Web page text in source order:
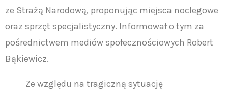
ze Strażą Narodową, proponując miejsca noclegowe
oraz sprzęt specjalistyczny. Informował o tym za
pośrednictwem mediów społecznościowych Robert
Bąkiewicz.
Ze względu na tragiczną sytuację